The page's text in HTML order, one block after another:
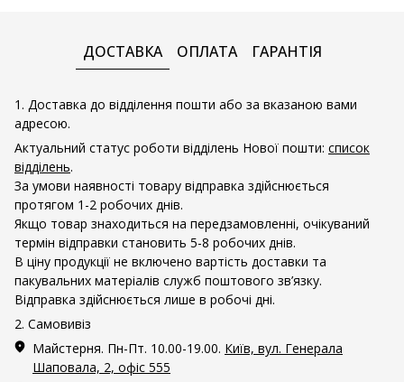
ДОСТАВКА ОПЛАТА ГАРАНТІЯ
1. Доставка до відділення пошти або за вказаною вами
адресою.
Актуальний статус роботи відділень Нової пошти: список
відділень.
За умови наявності товару відправка здійснюється
протягом 1-2 робочих днів.
Якщо товар знаходиться на передзамовленні, очікуваний
термін відправки становить 5-8 робочих днів.
В ціну продукції не включено вартість доставки та
пакувальних матеріалів служб поштового зв’язку.
Відправка здійснюється лише в робочі дні.
2. Самовивіз
Майстерня. Пн-Пт. 10.00-19.00. Київ, вул. Генерала
Шаповала, 2, офіс 555